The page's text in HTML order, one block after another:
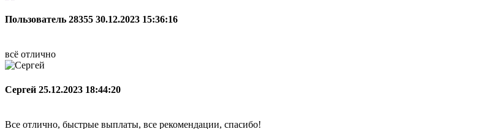
Пользователь 28355 30.12.2023 15:36:16
всё отлично
Сергей 25.12.2023 18:44:20
Все отлично, быстрые выплаты, все рекомендации, спасибо!